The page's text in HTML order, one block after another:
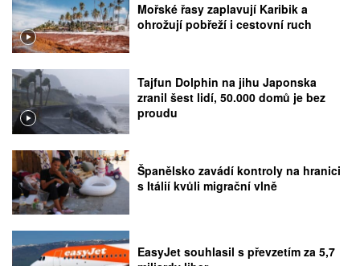
Mořské řasy zaplavují Karibik a
ohrožují pobřeží i cestovní ruch
Tajfun Dolphin na jihu Japonska
zranil šest lidí, 50.000 domů je bez
proudu
Španělsko zavádí kontroly na hranici
s Itálií kvůli migrační vlně
EasyJet souhlasil s převzetím za 5,7